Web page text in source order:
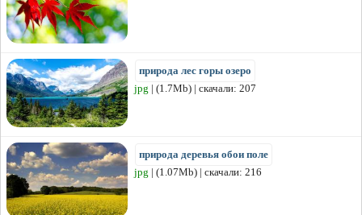
природа лес горы озеро
jpg | (1.7Mb) | скачали: 207
природа деревья обои поле
jpg | (1.07Mb) | скачали: 216